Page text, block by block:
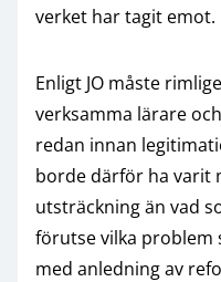
verket har tagit emot.
Enligt JO måste
verksamma lärare
redan innan
borde därför ha varit
utsträckning än vad
förutse vilka problem
med anledning av